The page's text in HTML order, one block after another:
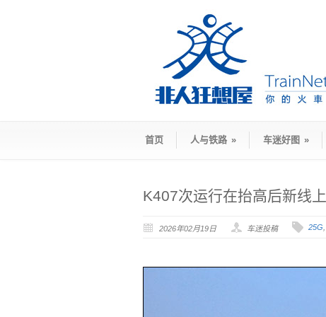
首页 人与铁路 » 车迷好图 »
K407次运行在抬高后新线上
2026年02月19日 车迷投稿 25G